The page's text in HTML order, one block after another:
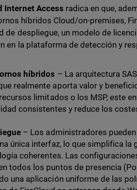
Internet Access radica en que,
híbridos Cloud/on-premises,
de despliegue, un modelo de
en la plataforma de detección y
híbridos – La arquitectura
realmente aporta valor y
limitados o los MSP, este
consistentes y reduce los
– Los administradores
única interfaz, lo que simplifica
coherentes. Las
todos los puntos de presencia
una aplicación uniforme de las